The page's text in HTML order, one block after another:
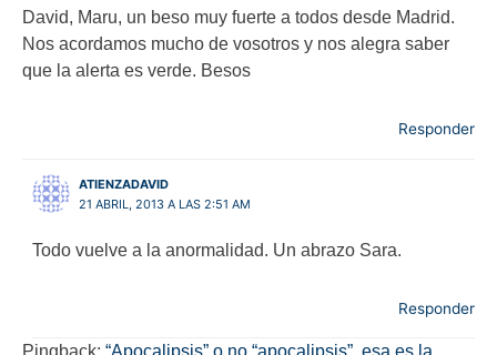
David, Maru, un beso muy fuerte a todos desde Madrid.
Nos acordamos mucho de vosotros y nos alegra saber
que la alerta es verde. Besos
Responder
ATIENZADAVID
21 ABRIL, 2013 A LAS 2:51 AM
Todo vuelve a la anormalidad. Un abrazo Sara.
Responder